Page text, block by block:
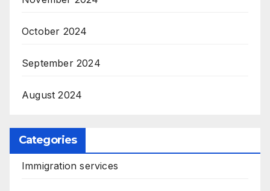
October 2024
September 2024
August 2024
Categories
Immigration services